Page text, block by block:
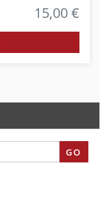
15,00 €
GO